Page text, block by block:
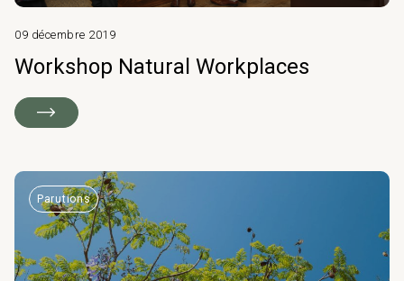
09 décembre 2019
Workshop Natural Workplaces
Parutions